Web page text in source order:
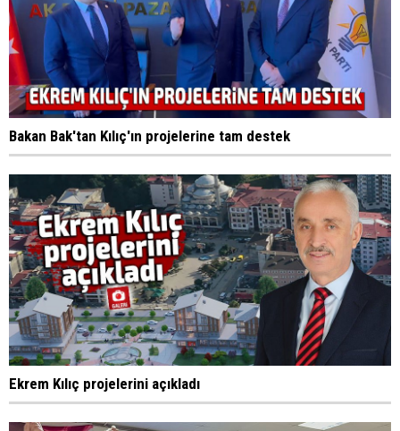
Bakan Bak'tan Kılıç'ın projelerine tam destek
Ekrem Kılıç projelerini açıkladı